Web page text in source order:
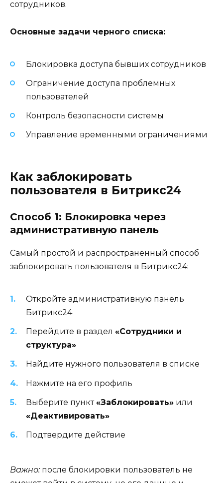
сотрудников.
Основные задачи черного списка:
Блокировка доступа бывших сотрудников
Ограничение доступа проблемных
пользователей
Контроль безопасности системы
Управление временными ограничениями
Как заблокировать
пользователя в Битрикс24
Способ 1: Блокировка через
административную панель
Самый простой и распространенный способ
заблокировать пользователя в Битрикс24:
Откройте административную панель
Битрикс24
Перейдите в раздел «Сотрудники и
структура»
Найдите нужного пользователя в списке
Нажмите на его профиль
Выберите пункт«Заблокировать» или
«Деактивировать»
Подтвердите действие
Важно:после блокировки пользователь не